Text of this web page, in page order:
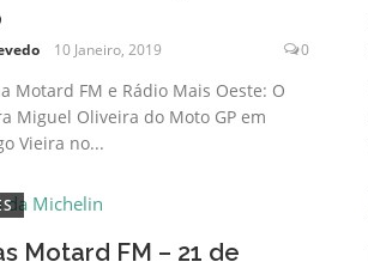
10 Janeiro, 2019 0
Motard FM e Rádio Mais Oeste: O
Miguel Oliveira do Moto GP em
Vieira no...
Motard FM – 21 de